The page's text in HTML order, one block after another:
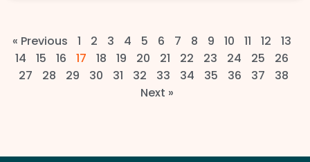
« Previous 1 2 3 4 5 6 7 8 9 10 11 12
13
14
15 16 17 18 19 20 21 22 23 24 25
26
27
28 29 30 31 32 33 34 35 36 37
38
Next »